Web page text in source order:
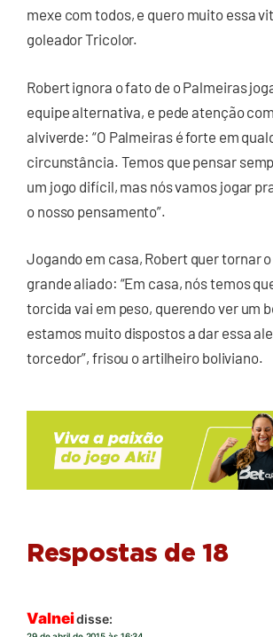
mexe com todos, e quero muito essa
goleador Tricolor.
Robert ignora o fato de o Palmeiras
equipe alternativa, e pede atenção
alviverde: “O Palmeiras é forte em
circunstância. Temos que pensar
um jogo difícil, mas nós vamos jogar
o nosso pensamento”.
Jogando em casa, Robert quer tornar
grande aliado: “Em casa, nós temos
torcida vai em peso, querendo ver um
estamos muito dispostos a dar essa
torcedor”, frisou o artilheiro boliviano.
Respostas de 18
Valneidisse: